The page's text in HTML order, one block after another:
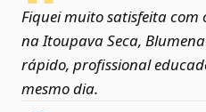
Fiquei muito satisfeita
na Itoupava Seca,
rápido, profissional
mesmo dia.